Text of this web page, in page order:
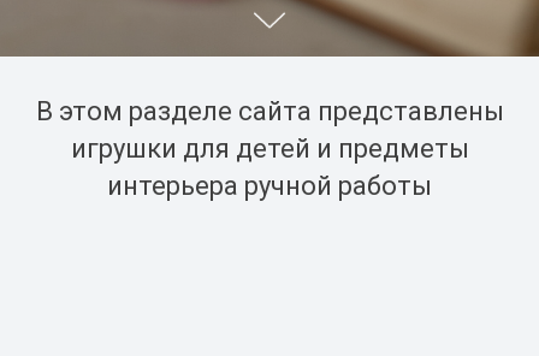
В этом разделе сайта представлены
игрушки для детей и предметы
интерьера ручной работы